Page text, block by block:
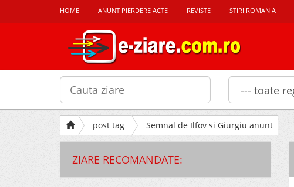
HOME ANUNT PIERDERE ACTE REVISTE STIRI ROMANIA
post tag Semnal de Ilfov si Giurgiu anunt
ZIARE RECOMANDATE: